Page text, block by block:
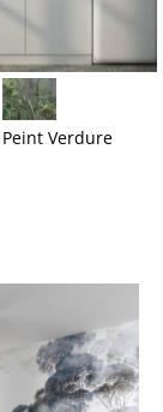
Verdure